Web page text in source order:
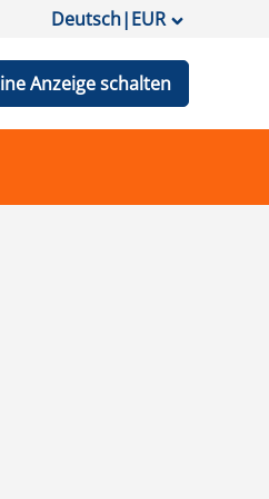
Deutsch|EUR
Anzeige schalten